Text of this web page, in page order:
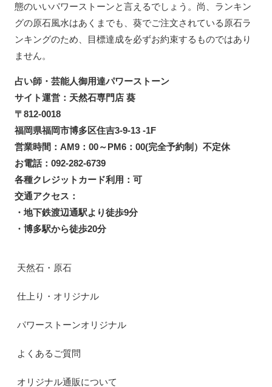
態のいいパワーストーンと言えるでしょう。尚、ランキン
グの原石風水はあくまでも、葵でご注文されている原石ラ
ンキングのため、目標達成を必ずお約束するものではあり
ません。
占い師・芸能人御用達パワーストーン
サイト運営：天然石専門店 葵
〒812-0018
福岡県福岡市博多区住吉3-9-13 -1F
営業時間：AM9：00～PM6：00(完全予約制）不定休
お電話：092-282-6739
各種クレジットカード利用：可
交通アクセス：
・地下鉄渡辺通駅より徒歩9分
・博多駅から徒歩20分
天然石・原石
仕上り・オリジナル
パワーストーンオリジナル
よくあるご質問
オリジナル通販について